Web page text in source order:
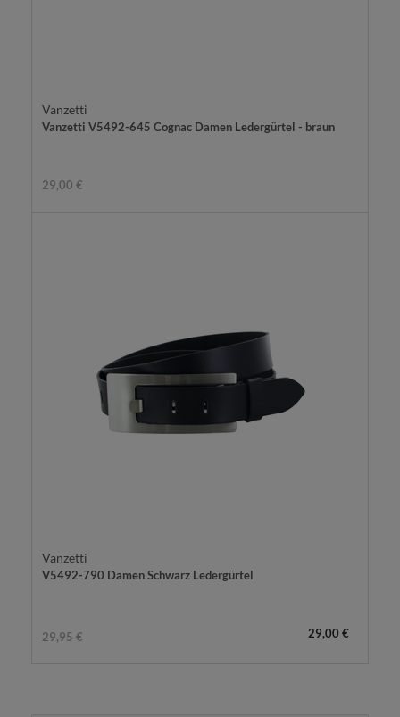
Vanzetti
Vanzetti V5492-645 Cognac Damen Ledergürtel - braun
29,00 €
Vanzetti
V5492-790 Damen Schwarz Ledergürtel
29,95 € 29,00 €